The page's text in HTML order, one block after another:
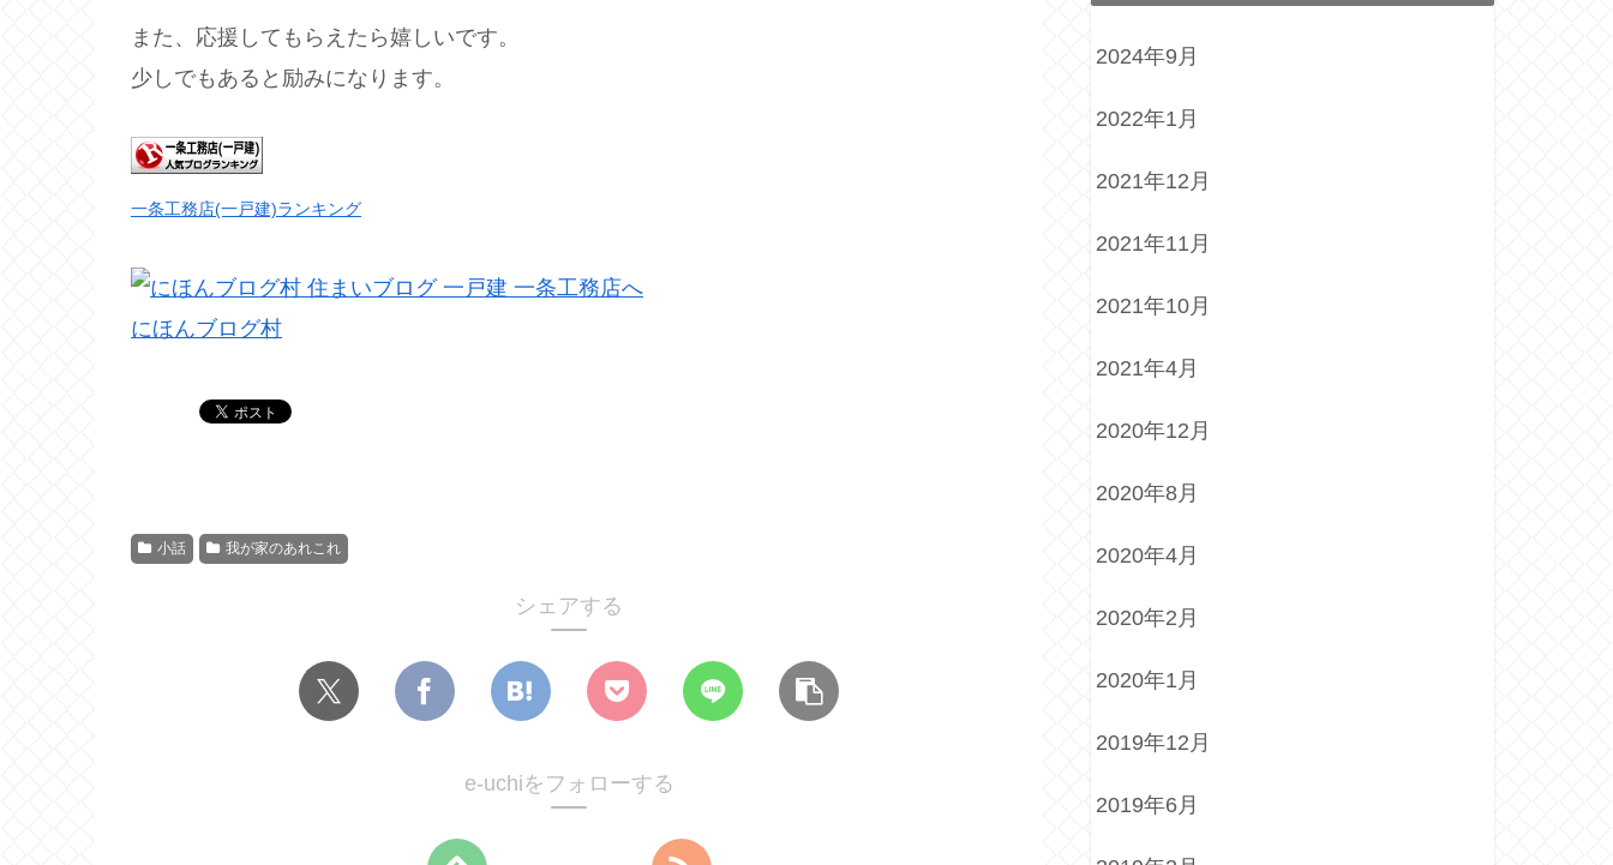
また、応援してもらえたら嬉しいです。
少しでもあると励みになります。
一条工務店(一戸建)ランキング
にほんブログ村
小話 我が家のあれこれ
シェアする
e-uchiをフォローする
2024年9月
2022年1月
2021年12月
2021年11月
2021年10月
2021年4月
2020年12月
2020年8月
2020年4月
2020年2月
2020年1月
2019年12月
2019年6月